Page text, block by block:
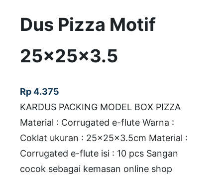
Dus Pizza Motif
25x25x3.5
Rp4.375
KARDUS PACKING MODEL BOX PIZZA
Material : Corrugated e-flute Warna :
Coklat ukuran : 25x25x3.5cm Material :
Corrugated e-flute isi : 10 pcs Sangan
cocok sebagai kemasan online shop